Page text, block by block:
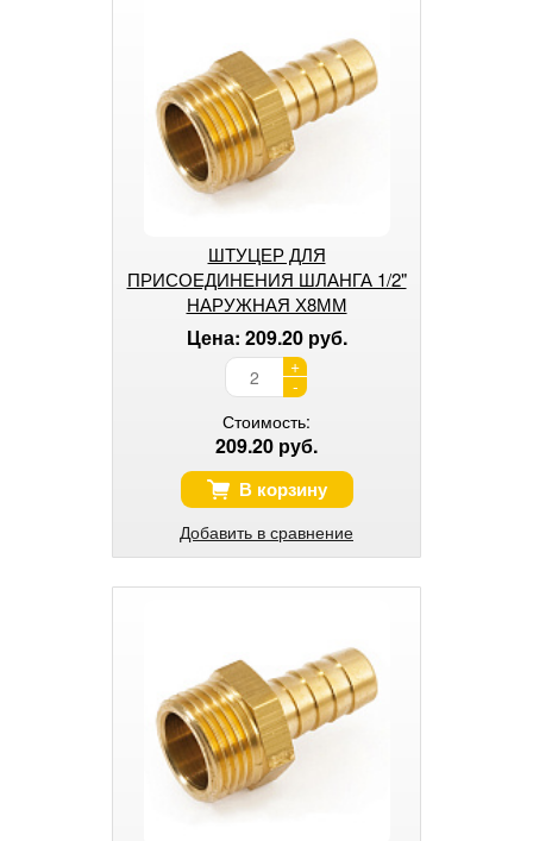
ШТУЦЕР ДЛЯ
ПРИСОЕДИНЕНИЯ ШЛАНГА 1/2"
НАРУЖНАЯ Х8ММ
Цена: 209.20 руб.
+
-
Стоимость:
209.20 руб.
В корзину
Добавить в сравнение